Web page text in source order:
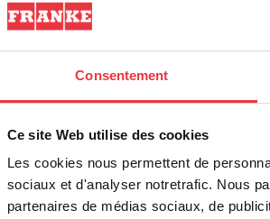
Consentement
Ce site Web utilise des cookies
Les cookies nous permettent de
sociaux et d'analyser notretrafic. Nous
partenaires de médias sociaux, de
Fiche produit